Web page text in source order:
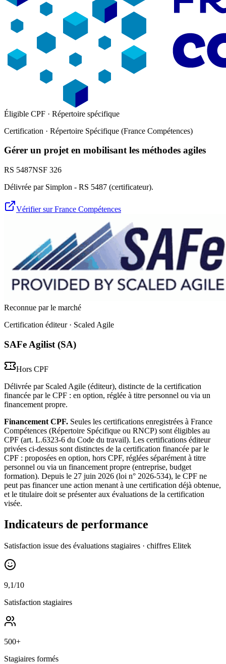
Éligible CPF · Répertoire spécifique
Certification · Répertoire Spécifique (France Compétences)
Gérer un projet en mobilisant les méthodes agiles
RS 5487NSF 326
Délivrée par Simplon - RS 5487 (certificateur).
Vérifier sur France Compétences
Reconnue par le marché
Certification éditeur· Scaled Agile
SAFe Agilist (SA)
Hors CPF
Délivrée par Scaled Agile (éditeur), distincte de la certification
financée par le CPF : en option, réglée à titre personnel ou via un
financement propre.
Financement CPF. Seules les certifications enregistrées à France
Compétences (Répertoire Spécifique ou RNCP) sont éligibles au
CPF (art. L.6323-6 du Code du travail). Les certifications éditeur
privées ci-dessus sont distinctes de la certification financée par le
CPF : proposées en option, hors CPF, réglées séparément à titre
personnel ou via un financement propre (entreprise, budget
formation). Depuis le 27 juin 2026 (loi n° 2026-534), le CPF ne
peut pas financer une action menant à une certification déjà obtenue,
et le titulaire doit se présenter aux évaluations de la certification
visée.
Indicateurs de performance
Satisfaction issue des évaluations stagiaires · chiffres Elitek
9,1/10
Satisfaction stagiaires
500+
Stagiaires formés